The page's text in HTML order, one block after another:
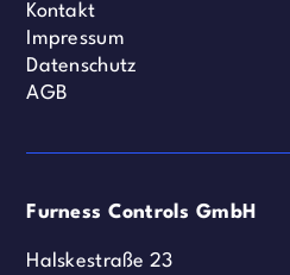
Kontakt
Impressum
Datenschutz
AGB
Furness Controls GmbH
Halskestraße 23